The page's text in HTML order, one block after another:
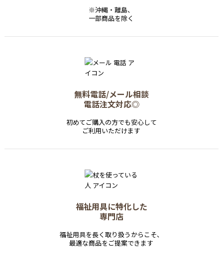
※沖縄・離島、
一部商品を除く
無料電話/メール相談
電話注文対応◎
初めてご購入の方でも安心して
ご利用いただけます
福祉用具に特化した
専門店
福祉用具を長く取り扱うからこそ、
最適な商品をご提案できます